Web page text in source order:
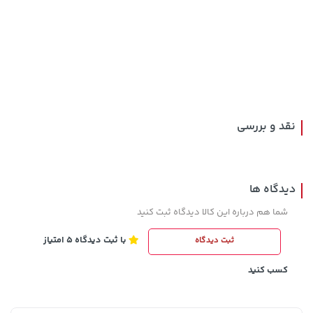
165,900
خرید
3,679,000 تومان
نقد و بررسی
دیدگاه ها
شما هم درباره این کالا دیدگاه ثبت کنید
ثبت دیدگاه با ثبت دیدگاه 5 امتیاز
کسب کنید